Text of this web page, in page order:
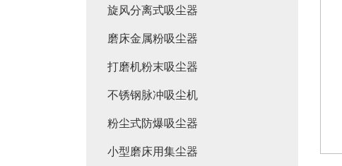
旋风分离式吸尘器
磨床金属粉吸尘器
打磨机粉末吸尘器
不锈钢脉冲吸尘机
粉尘式防爆吸尘器
小型磨床用集尘器